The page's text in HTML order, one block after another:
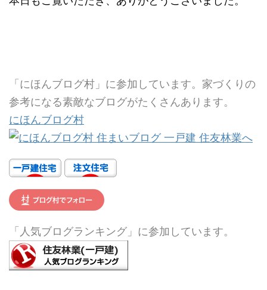
「にほんブログ村」に参加しています。家づくりの
参考になる素敵なブログがたくさんあります。
にほんブログ村
「人気ブログランキング」に参加しています。